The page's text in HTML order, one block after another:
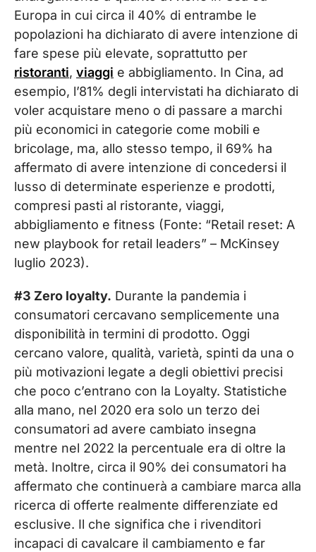
Europa in cui circa il 40% di entrambe le
popolazioni ha dichiarato di avere intenzione di
fare spese più elevate, soprattutto per
ristoranti, viaggi e abbigliamento. In Cina, ad
esempio, l’81% degli intervistati ha dichiarato di
voler acquistare meno o di passare a marchi
più economici in categorie come mobili e
bricolage, ma, allo stesso tempo, il 69% ha
affermato di avere intenzione di concedersi il
lusso di determinate esperienze e prodotti,
compresi pasti al ristorante, viaggi,
abbigliamento e fitness (Fonte: “Retail reset: A
new playbook for retail leaders” – McKinsey
luglio 2023).
#3 Zero loyalty. Durante la pandemia i
consumatori cercavano semplicemente una
disponibilità in termini di prodotto. Oggi
cercano valore, qualità, varietà, spinti da una o
più motivazioni legate a degli obiettivi precisi
che poco c’entrano con la Loyalty. Statistiche
alla mano, nel 2020 era solo un terzo dei
consumatori ad avere cambiato insegna
mentre nel 2022 la percentuale era di oltre la
metà. Inoltre, circa il 90% dei consumatori ha
affermato che continuerà a cambiare marca alla
ricerca di offerte realmente differenziate ed
esclusive. Il che significa che i rivenditori
incapaci di cavalcare il cambiamento e far